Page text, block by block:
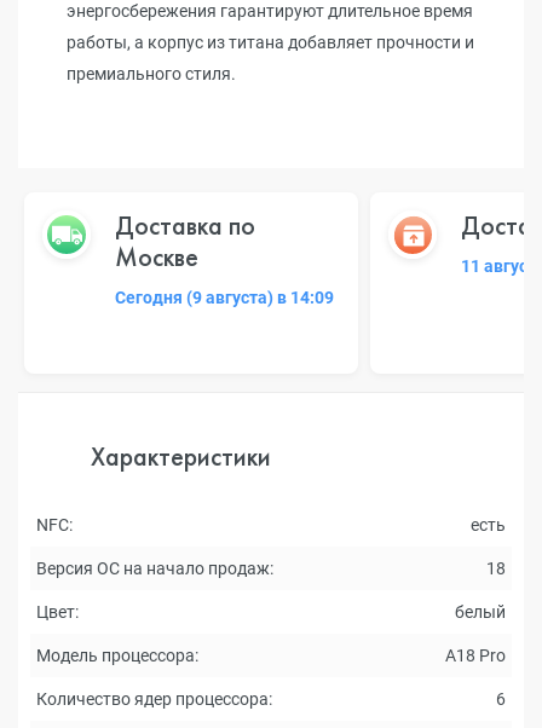
энергосбережения гарантируют длительное время
работы, а корпус из титана добавляет прочности и
премиального стиля.
Доставка по
Москве
Сегодня (9 августа) в 14:09
11
Характеристики
NFC: есть
Версия ОС на начало продаж: 18
Цвет: белый
Модель процессора: A18 Pro
Количество ядер процессора: 6